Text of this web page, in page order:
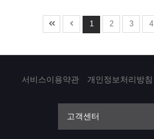
1 2 3 4
서비스이용약관 개인정보처리방침
고객센터